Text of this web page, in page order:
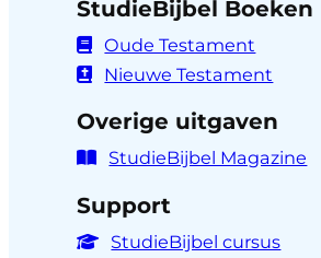
StudieBijbel Boeken
Oude Testament
Nieuwe Testament
Overige uitgaven
StudieBijbel Magazine
Support
StudieBijbel cursus